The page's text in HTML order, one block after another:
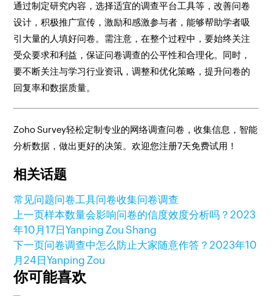
通过制定研究内容，选择适宜的调查平台工具等，改善问卷
设计，积极推广宣传，激励和感激参与者，能够帮助学者吸
引大量的人填好问卷。需注意，在整个过程中，要始终关注
受众要求和利益，保证问卷调查的公平性和合理化。同时，
要不断关注与学习行业资讯，调整和优化策略，提升问卷的
回复率和数据质量。
Zoho Survey轻松定制专业的网络调查问卷，收集信息，智能
分析数据，做出更好的决策。欢迎您注册7天免费试用！
相关话题
常见问题问卷工具问卷收集问卷调查
上一页样本数量会影响问卷的信度效度分析吗？2023
年10月17日Yanping Zou Shang
下一页问卷调查中怎么防止大家随意作答？2023年10
月24日Yanping Zou
你可能喜欢